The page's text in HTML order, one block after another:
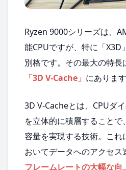
Ryzen 9000シリーズは、
能CPUですが、特に「X3D
別格です。その最大の特長
「3D V-Cache」 にあります
3D V-Cacheとは、CPUダ
を立体的に積層すること
容量を実現する技術。これ
おいてデータへのアクセス
フレームレートの大幅な